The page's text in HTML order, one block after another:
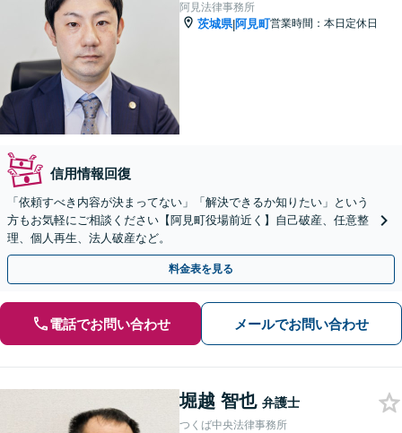
阿見法律事務所
茨城県|阿見町営業時間：本日定休日
信用情報回復
「依頼すべき内容が決まってない」「解決できるか知りたい」という
方もお気軽にご相談ください【阿見町役場前近く】自己破産、任意整
理、個人再生、法人破産など。
料金表を見る
電話でお問い合わせ メールでお問い合わせ
堀越 智也 弁護士
つくば中央法律事務所